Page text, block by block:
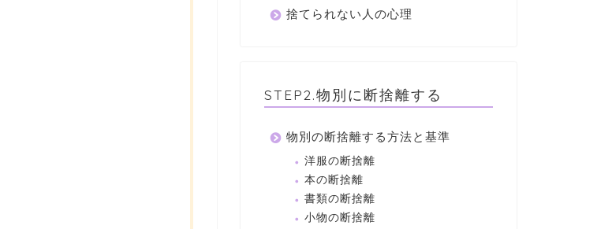
捨てられない人の心理
STEP2.物別に断捨離する
物別の断捨離する方法と基準
洋服の断捨離
本の断捨離
書類の断捨離
小物の断捨離